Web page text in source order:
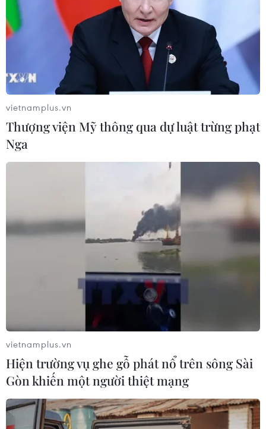
Gần 300 cán bộ, chiến sỹ tham gia khống
chế vụ cháy lớp thực bì trong rừng tràm
06/05/2026 08:26
Các lực lượng khẩn trương có mặt tại hiện trường, triển
khai nhiều biện pháp để khống chế, dập tắt đám
cháy; chiều tối 5/5 đã cơ bản khoanh vùng, khống chế
đám cháy, ngăn chặn nguy cơ lan rộng.
vietnamplus.vn
Thượng viện Mỹ thông qua dự luật trừng phạt
Nga
vietnamplus.vn
Hiện trường vụ ghe gỗ phát nổ trên sông Sài
Gòn khiến một người thiệt mạng